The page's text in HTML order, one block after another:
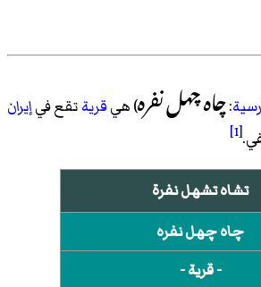
:چاه چهل نفره) هيقريةتقع فيإيران
.
[1]
تشاه تشهل نفرة
چاه چهل نفره
- قرية -